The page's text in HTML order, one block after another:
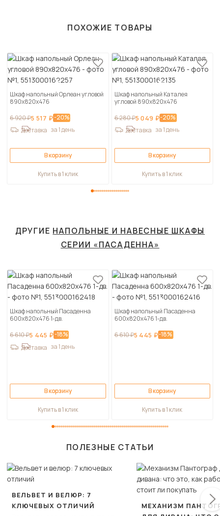
ПОХОЖИЕ ТОВАРЫ
Шкаф напольный Орлеан угловой
890х820х476
6 920 ₽5 517 ₽-20%
Доставка за 1 день
В корзину
Купить в 1 клик
Шкаф напольный Каталея
угловой 890х820х476
6 280 ₽5 049 ₽-20%
Доставка за 1 день
В корзину
Купить в 1 клик
ДРУГИЕ НАПОЛЬНЫЕ И НАВЕСНЫЕ ШКАФЫ
СЕРИИ «ПАСАДЕННА»
Шкаф напольный Пасаденна
600х820х476 1-дв.
6 610 ₽5 445 ₽-18%
Доставка за 1 день
В корзину
Купить в 1 клик
Шкаф напольный Пасаденна
600х820х476 1-дв.
6 610 ₽5 445 ₽-18%
В корзину
Купить в 1 клик
ПОЛЕЗНЫЕ СТАТЬИ
ВЕЛЬВЕТ И ВЕЛЮР: 7
КЛЮЧЕВЫХ ОТЛИЧИЙ
МЕХАНИЗМ